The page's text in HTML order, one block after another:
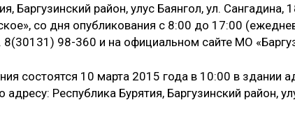
Баргузинский район, улус Баянгол, ул. Сангадина,
со дня опубликования с 8:00 до 17:00
8(30131) 98-360 и на официальном сайте МО
состоятся 10 марта 2015 года в 10:00 в здании
адресу: Республика Бурятия, Баргузинский район,